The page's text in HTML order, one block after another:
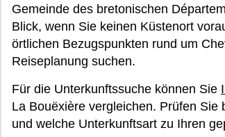
Gemeinde des bretonischen
Blick, wenn Sie keinen Küstenort
örtlichen Bezugspunkten rund um
Reiseplanung suchen.
Für die Unterkunftssuche können Sie
La Bouëxière vergleichen. Prüfen
und welche Unterkunftsart zu Ihren